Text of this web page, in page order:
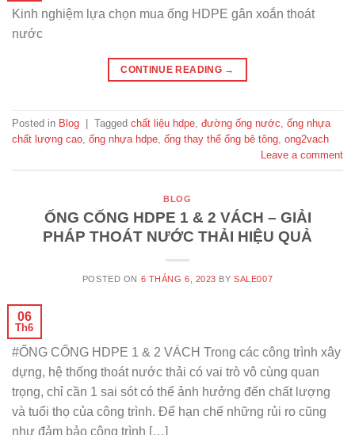
Kinh nghiệm lựa chọn mua ống HDPE gân xoắn thoát
nước
CONTINUE READING →
Posted in Blog Tagged chất liệu hdpe, đường ống nước, ống nhựa
chất lượng cao, ống nhựa hdpe, ống thay thế ống bê tông, ong2vach
Leave a comment
BLOG
ỐNG CỐNG HDPE 1 & 2 VÁCH – GIẢI
PHÁP THOÁT NƯỚC THẢI HIỆU QUẢ
POSTED ON 6 THÁNG 6, 2023 BYSALE007
06
Th6
#ỐNG CỐNG HDPE 1 & 2 VÁCH Trong các công trình xây
dựng, hệ thống thoát nước thải có vai trò vô cùng quan
trọng, chỉ cần 1 sai sót có thể ảnh hưởng đến chất lượng
và tuổi thọ của công trình. Để hạn chế những rủi ro cũng
như đảm bảo công trình […]